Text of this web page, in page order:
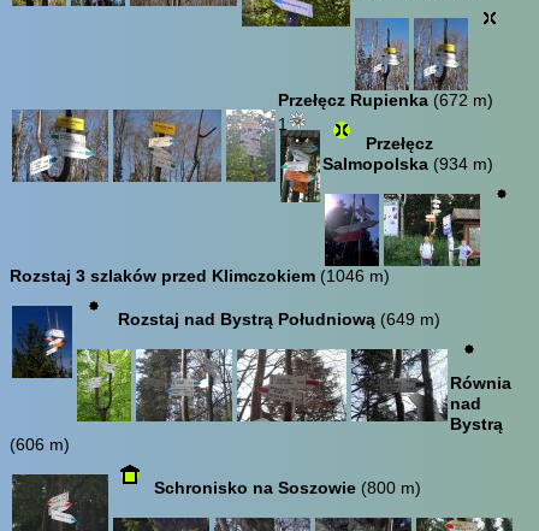
Przełęcz Rupienka (672 m)
1
Przełęcz
Salmopolska (934 m)
Rozstaj 3 szlaków przed Klimczokiem (1046 m)
Rozstaj nad Bystrą Południową (649 m)
Równia
nad
Bystrą
(606 m)
Schronisko na Soszowie (800 m)